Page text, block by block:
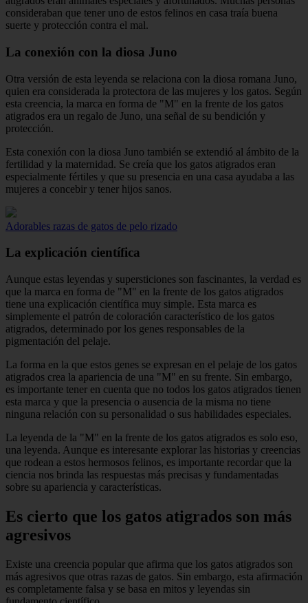
consideraban que tener uno de estos felinos en casa traía buena
suerte y protección contra el mal.
La conexión con la diosa Juno
Otra versión de esta leyenda se relaciona con la diosa romana Juno,
quien era considerada la protectora de las mujeres y los gatos. Según
esta creencia, la marca en forma de "M" en la frente de los gatos
atigrados era un regalo de Juno, una señal de su bendición y
protección.
Esta conexión con la diosa Juno también se extendió al ámbito de la
fertilidad y la maternidad. Se creía que los gatos atigrados eran
especialmente fértiles y que su presencia en una casa ayudaba a las
mujeres a concebir y tener hijos sanos.
Adorables razas de gatos de pelo rizado
La explicación científica
Aunque estas leyendas y supersticiones son fascinantes, la verdad es
que la marca en forma de "M" en la frente de los gatos atigrados
tiene una explicación científica muy simple. Esta marca es
simplemente el patrón de coloración característico de los gatos
atigrados, determinado por los genes responsables de la
pigmentación del pelaje.
La forma en la que estos genes se expresan en el pelaje de los gatos
atigrados crea la apariencia de una "M" en su frente. Sin embargo,
es importante tener en cuenta que no todos los gatos atigrados tienen
esta marca y que la presencia o ausencia de la misma no tiene
ninguna relación con su personalidad o sus habilidades especiales.
La leyenda de la "M" en la frente de los gatos atigrados es solo eso,
una leyenda. Aunque es interesante explorar las historias y creencias
que rodean a estos hermosos felinos, es importante recordar que la
ciencia nos brinda las respuestas más precisas y fundamentadas
sobre su apariencia y características.
Es cierto que los gatos atigrados son más
agresivos
Existe una creencia popular que afirma que los gatos atigrados son
más agresivos que otras razas de gatos. Sin embargo, esta afirmación
es completamente falsa y se basa en mitos y leyendas sin